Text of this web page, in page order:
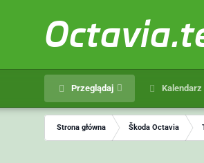
Przeglądaj Kalendarz
Strona główna Škoda Octavia